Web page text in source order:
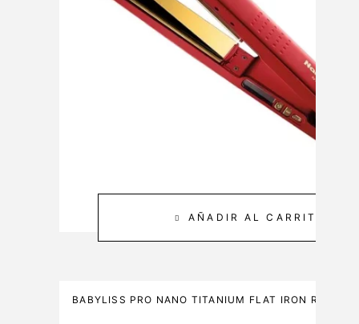
AÑADIR AL CARRITO
BABYLISS PRO NANO TITANIUM FLAT IRON RED